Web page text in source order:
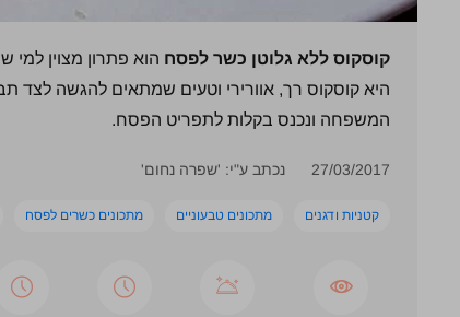
קוסקוס ללא גלוטן כשר לפסח הוא פתרון מצוין
היא קוסקוס רך, אוורירי וטעים שמתאים להגשה לצד
המשפחה ונכנס בקלות לתפריט הפסח.
27/03/2017 נכתב ע"י: 'שפרה נחום'
קטניות ודגנים מתכונים טבעוניים מתכונים כשרים לפסח